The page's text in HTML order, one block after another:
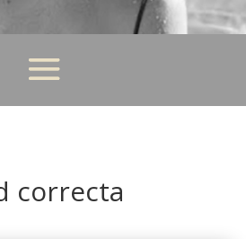
correcta